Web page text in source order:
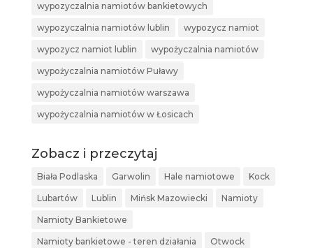
wypozyczalnia namiotów bankietowych
wypozyczalnia namiotów lublin wypozycz namiot
wypozycz namiot lublin wypożyczalnia namiotów
wypożyczalnia namiotów Puławy
wypożyczalnia namiotów warszawa
wypożyczalnia namiotów w Łosicach
Zobacz i przeczytaj
Biała Podlaska Garwolin Hale namiotowe Kock
Lubartów Lublin Mińsk Mazowiecki Namioty
Namioty Bankietowe
Namioty bankietowe - teren działania Otwock